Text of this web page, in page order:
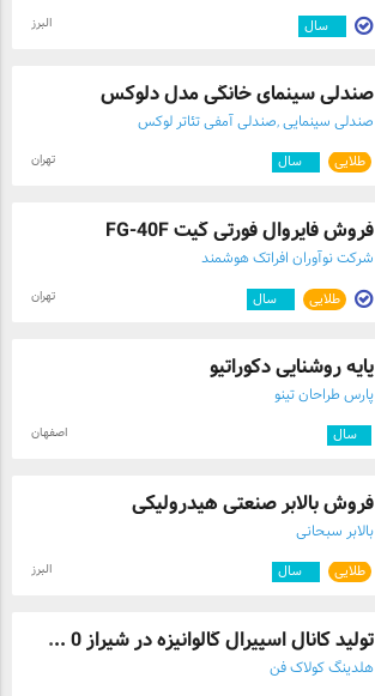
سال البرز
صندلی سینمای خانگی مدل دلوکس
صندلی سینمایی ,صندلی آمفی تئاتر لوکس
طلایی سال تهران
فروش فایروال فورتی گیت FG-40F
شرکت نوآوران افراتک هوشمند
طلایی سال تهران
پایه روشنایی دکوراتیو
پارس طراحان تینو
سال اصفهان
فروش بالابر صنعتی هیدرولیکی
بالابر سبحانی
طلایی سال البرز
تولید کانال اسپیرال گالوانیزه در شیراز 0 ...
هلدینگ کولاک فن